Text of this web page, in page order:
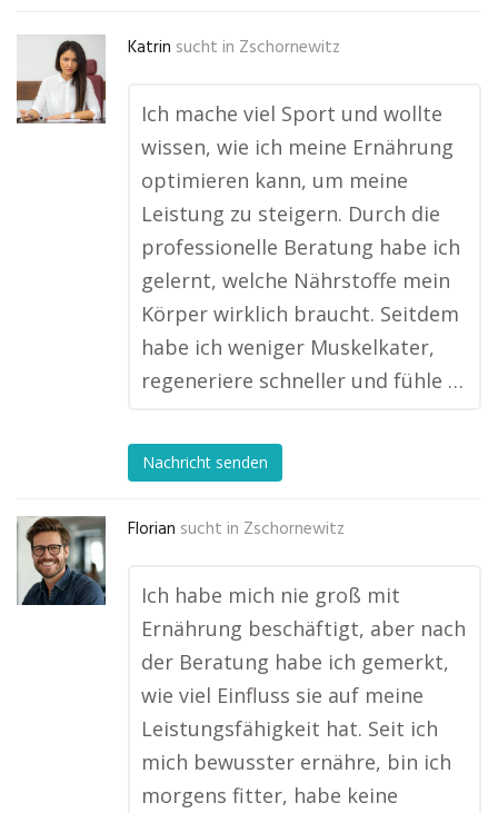
Katrin sucht in Zschornewitz
Ich mache viel Sport und wollte
wissen, wie ich meine Ernährung
optimieren kann, um meine
Leistung zu steigern. Durch die
professionelle Beratung habe ich
gelernt, welche Nährstoffe mein
Körper wirklich braucht. Seitdem
habe ich weniger Muskelkater,
regeneriere schneller und fühle …
Nachricht senden
Florian sucht in Zschornewitz
Ich habe mich nie groß mit
Ernährung beschäftigt, aber nach
der Beratung habe ich gemerkt,
wie viel Einfluss sie auf meine
Leistungsfähigkeit hat. Seit ich
mich bewusster ernähre, bin ich
morgens fitter, habe keine